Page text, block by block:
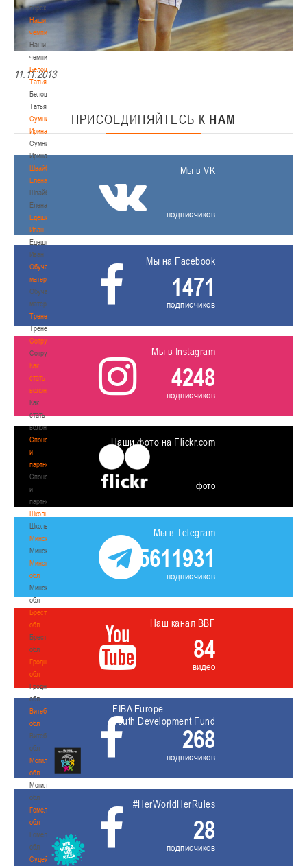
переходах
Наши
чемпионы
Наши
чемпионы
Белошапко
Татьяна
Белошапко
Татьяна
Сумникова
Ирина
Сумникова
Ирина
Швайбович
Елена
Швайбович
Елена
Едешко
Иван
Едешко
Иван
Обучающие
материалы
Обучающие
материалы
Тренерам
Тренерам
Сотрудничество
Сотрудничество
Как
стать
волонтером
Как
стать
волонтером
Спонсоры
и
партнеры
Спонсоры
и
партнеры
Школы
Школы
Минск
Минск
Минская
обл
Минская
обл
Брестская
обл
Брестская
обл
Гродненская
обл
Гродненская
обл
Витебская
обл
Витебская
обл
Могилевская
обл
Могилевская
обл
Гомельская
обл
Гомельская
обл
Судейство
11.11.2013
ПРИСОЕДИНЯЙТЕСЬ К НАМ
Мы в VK
подписчиков
Мы на Facebook
1471
подписчиков
Мы в Instagram
4248
подписчиков
Наши фото на Flickr.com
фото
Мы в Telegram
5611931
подписчиков
Наш канал BBF
84
видео
FIBA Europe
Youth Development Fund
268
подписчиков
#HerWorldHerRules
28
подписчиков